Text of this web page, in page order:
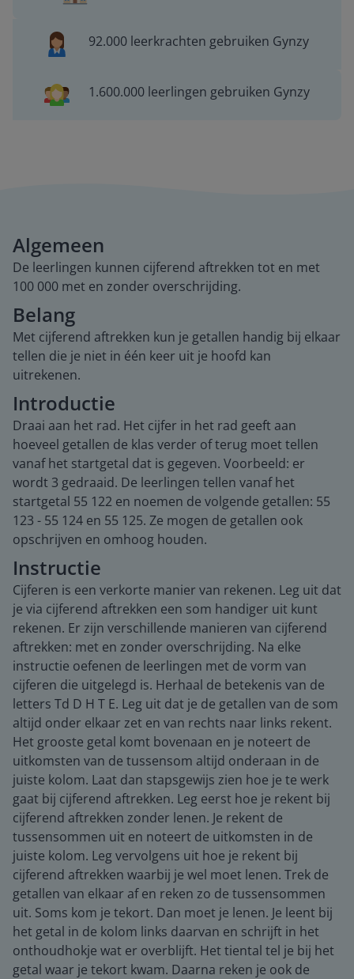
92.000 leerkrachten gebruiken Gynzy
1.600.000 leerlingen gebruiken Gynzy
Algemeen
De leerlingen kunnen cijferend aftrekken tot en met
100 000 met en zonder overschrijding.
Belang
Met cijferend aftrekken kun je getallen handig bij elkaar
tellen die je niet in één keer uit je hoofd kan
uitrekenen.
Introductie
Draai aan het rad. Het cijfer in het rad geeft aan
hoeveel getallen de klas verder of terug moet tellen
vanaf het startgetal dat is gegeven. Voorbeeld: er
wordt 3 gedraaid. De leerlingen tellen vanaf het
startgetal 55 122 en noemen de volgende getallen: 55
123 - 55 124 en 55 125. Ze mogen de getallen ook
opschrijven en omhoog houden.
Instructie
Cijferen is een verkorte manier van rekenen. Leg uit dat
je via cijferend aftrekken een som handiger uit kunt
rekenen. Er zijn verschillende manieren van cijferend
aftrekken: met en zonder overschrijding. Na elke
instructie oefenen de leerlingen met de vorm van
cijferen die uitgelegd is. Herhaal de betekenis van de
letters Td D H T E. Leg uit dat je de getallen van de som
altijd onder elkaar zet en van rechts naar links rekent.
Het grooste getal komt bovenaan en je noteert de
uitkomsten van de tussensom altijd onderaan in de
juiste kolom. Laat dan stapsgewijs zien hoe je te werk
gaat bij cijferend aftrekken. Leg eerst hoe je rekent bij
cijferend aftrekken zonder lenen. Je rekent de
tussensommen uit en noteert de uitkomsten in de
juiste kolom. Leg vervolgens uit hoe je rekent bij
cijferend aftrekken waarbij je wel moet lenen. Trek de
getallen van elkaar af en reken zo de tussensommen
uit. Soms kom je tekort. Dan moet je lenen. Je leent bij
het getal in de kolom links daarvan en schrijft in het
onthoudhokje wat er overblijft. Het tiental tel je bij het
getal waar je tekort kwam. Daarna reken je ook de